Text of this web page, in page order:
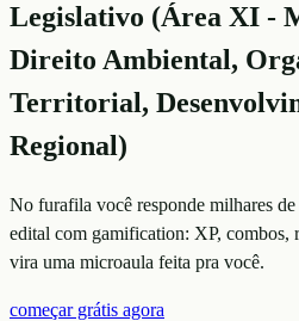
Legislativo (Área XI -
Direito Ambiental,
Territorial,
Regional)
No furafila você responde milhares de
edital com gamification: XP, combos,
vira uma microaula feita pra você.
começar grátis agora